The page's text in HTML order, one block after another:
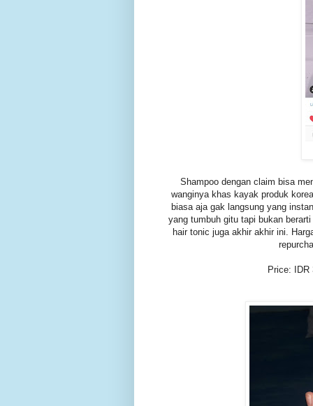
Shampoo dengan claim bisa
wanginya khas kayak produk
biasa aja gak langsung yang
yang tumbuh gitu tapi bukan
hair tonic juga akhir akhir ini.
Price: